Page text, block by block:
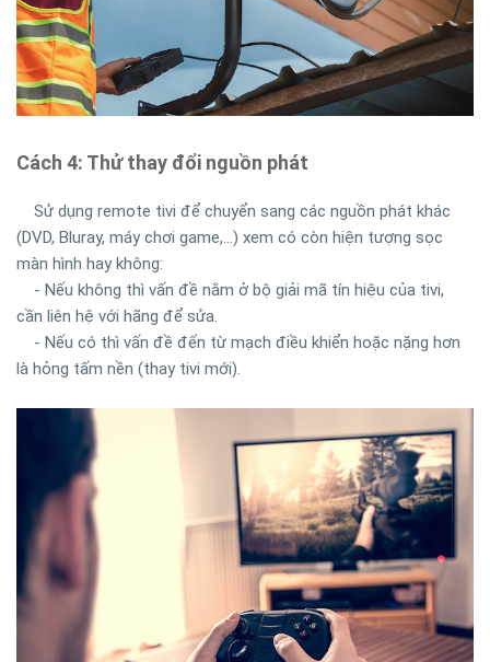
Cách 4: Thử thay đổi nguồn phát
Sử dụng remote tivi để chuyển sang các nguồn phát khác
(DVD, Bluray, máy chơi game,…) xem có còn hiện tượng sọc
màn hình hay không:
- Nếu không thì vấn đề nằm ở bộ giải mã tín hiệu của tivi,
cần liên hệ với hãng để sửa.
- Nếu có thì vấn đề đến từ mạch điều khiển hoặc nặng hơn
là hỏng tấm nền (thay tivi mới).